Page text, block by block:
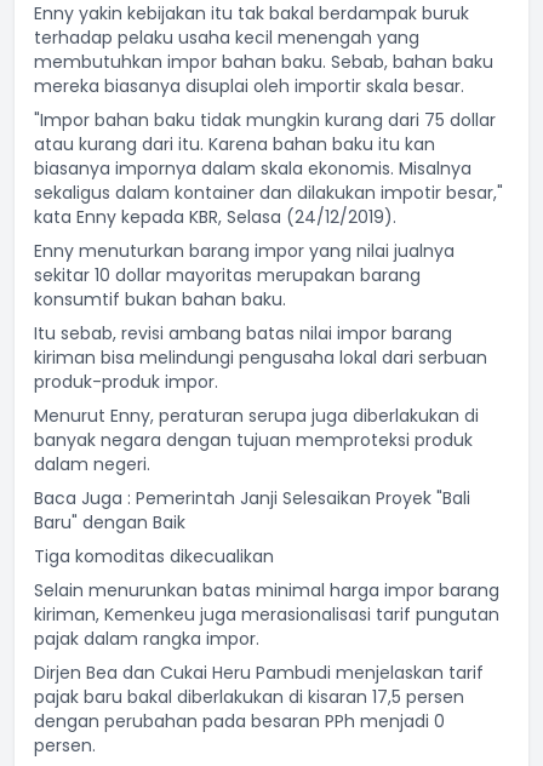
Enny yakin kebijakan itu tak bakal berdampak buruk
terhadap pelaku usaha kecil menengah yang
membutuhkan impor bahan baku. Sebab, bahan baku
mereka biasanya disuplai oleh importir skala besar.
"Impor bahan baku tidak mungkin kurang dari 75 dollar
atau kurang dari itu. Karena bahan baku itu kan
biasanya impornya dalam skala ekonomis. Misalnya
sekaligus dalam kontainer dan dilakukan impotir besar,"
kata Enny kepada KBR, Selasa (24/12/2019).
Enny menuturkan barang impor yang nilai jualnya
sekitar 10 dollar mayoritas merupakan barang
konsumtif bukan bahan baku.
Itu sebab, revisi ambang batas nilai impor barang
kiriman bisa melindungi pengusaha lokal dari serbuan
produk-produk impor.
Menurut Enny, peraturan serupa juga diberlakukan di
banyak negara dengan tujuan memproteksi produk
dalam negeri.
Baca Juga : Pemerintah Janji Selesaikan Proyek "Bali
Baru" dengan Baik
Tiga komoditas dikecualikan
Selain menurunkan batas minimal harga impor barang
kiriman, Kemenkeu juga merasionalisasi tarif pungutan
pajak dalam rangka impor.
Dirjen Bea dan Cukai Heru Pambudi menjelaskan tarif
pajak baru bakal diberlakukan di kisaran 17,5 persen
dengan perubahan pada besaran PPh menjadi 0
persen.